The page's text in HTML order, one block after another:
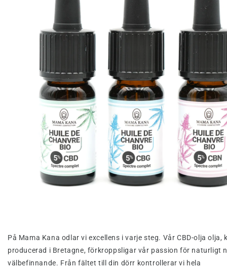
På Mama Kana odlar vi excellens i varje steg. Vår CBD-olja olja,
producerad i Bretagne, förkroppsligar vår passion för naturligt
välbefinnande. Från fältet till din dörr kontrollerar vi hela